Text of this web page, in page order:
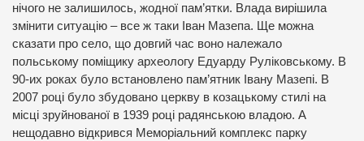
нічого не залишилось, жодної пам’ятки. Влада вирішила
змінити ситуацію – все ж таки Іван Мазепа. Ще можна
сказати про село, що довгий час воно належало
польському поміщику археологу Едуарду Руліковському. В
90-их роках було встановлено пам’ятник Івану Мазепі. В
2007 році було збудовано церкву в козацькому стилі на
місці зруйнованої в 1939 році радянською владою. А
нещодавно відкрився Меморіальний комплекс парку